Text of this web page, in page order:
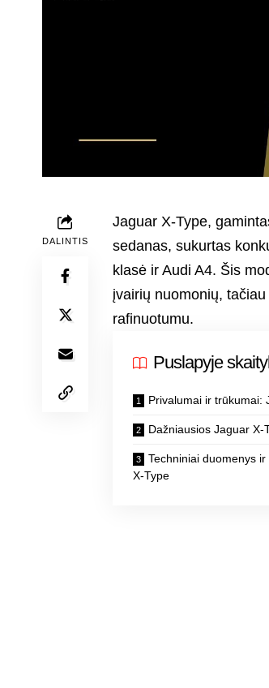
DALINTIS
Jaguar X-Type,
sedanas, sukurtas
klasė ir Audi A4. Šis
įvairių nuomonių,
rafinuotumu.
Puslapyje
Privalumai ir trūkumai:
Dažniausios Jaguar X-
Techniniai duomenys
X-Type